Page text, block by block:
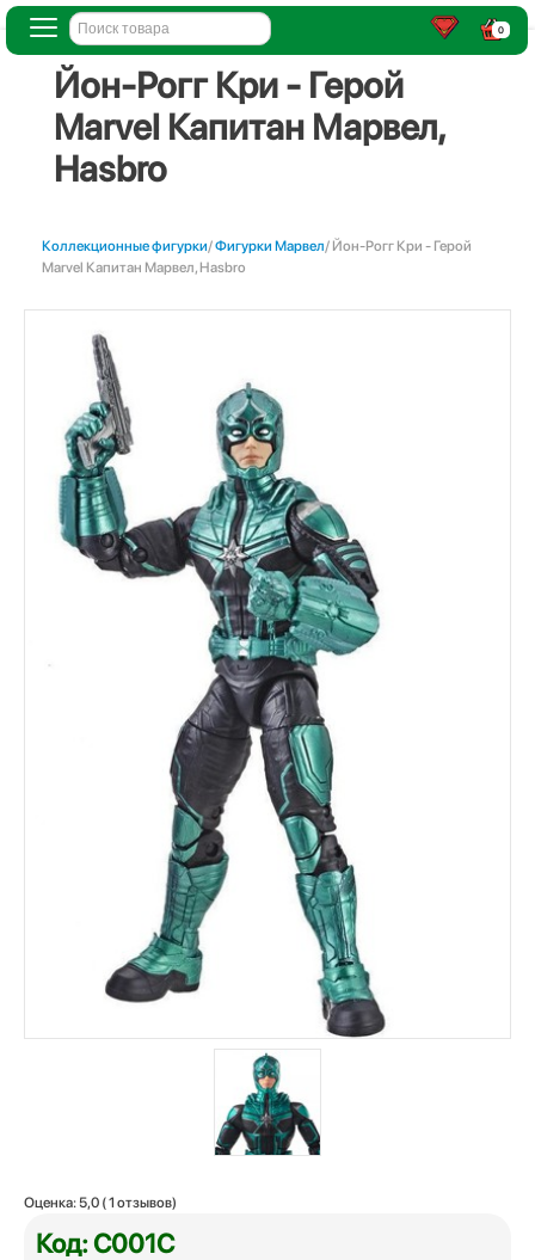
0
Йон-Рогг Кри - Герой
Marvel Капитан Марвел,
Hasbro
Коллекционные фигурки/Фигурки Марвел/ Йон-Рогг Кри - Герой
Marvel Капитан Марвел, Hasbro
Оценка: 5,0 (1 отзывов)
Код: C001C